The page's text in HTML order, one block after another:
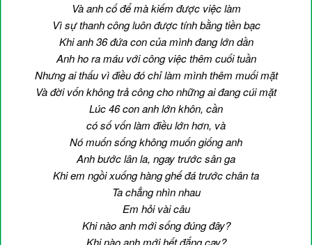
Và anh cố để mà kiếm được việc làm
Vì sự thanh công luôn được tính bằng tiền bạc
Khi anh 36 đứa con của mình đang lớn dần
Anh ho ra máu với công việc thêm cuối tuần
Nhưng ai thấu vì điều đó chỉ làm mình thêm muối mặt
Và đời vốn không trả công cho những ai đang cúi mặt
Lúc 46 con anh lớn khôn, cần
có số vốn làm điều lớn hơn, và
Nó muốn sống không muốn giống anh
Anh bước lân la, ngay trước sân ga
Khi em ngồi xuống hàng ghế đá trước chân ta
Ta chẳng nhìn nhau
Em hỏi vài câu
Khi nào anh mới sống đúng đây?